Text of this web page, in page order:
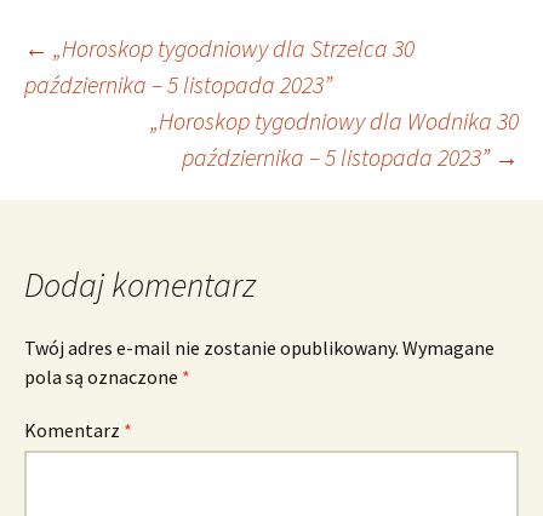
Nawigacja
wpisu
← „Horoskop tygodniowy dla Strzelca 30
października – 5 listopada 2023”
„Horoskop tygodniowy dla Wodnika 30
października – 5 listopada 2023” →
Dodaj komentarz
Twój adres e-mail nie zostanie opublikowany. Wymagane
pola są oznaczone *
Komentarz *